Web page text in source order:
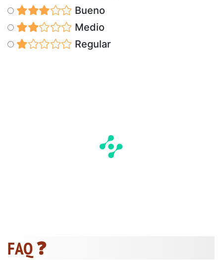
Bueno
Medio
Regular
FAQ ❓